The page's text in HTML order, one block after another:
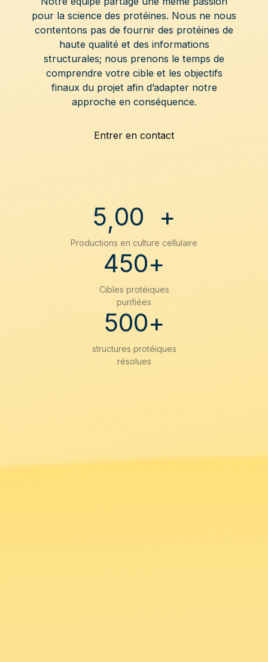
pour la science des protéines. Nous ne nous
contentons pas de fournir des protéines de
haute qualité et des informations
structurales; nous prenons le temps de
comprendre votre cible et les objectifs
finaux du projet afin d’adapter notre
approche en conséquence.
Entrer en contact
3
4
5
6
7
5,
3
4
5
6
7
0
3
4
5
6
7
0
+
Productions en culture cellulaire
2
3
4
6
8
9
4
2
3
4
6
8
9
5
2
3
4
6
8
9
0+
Cibles protéiques
purifiées
0
1
2
4
6
7
8
9
5
0
1
2
4
6
7
8
9
0
0
1
2
4
6
7
8
9
0+
structures protéiques
résolues